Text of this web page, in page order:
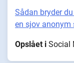
Sådan bryder
en sjov anonym
Opslået i Social